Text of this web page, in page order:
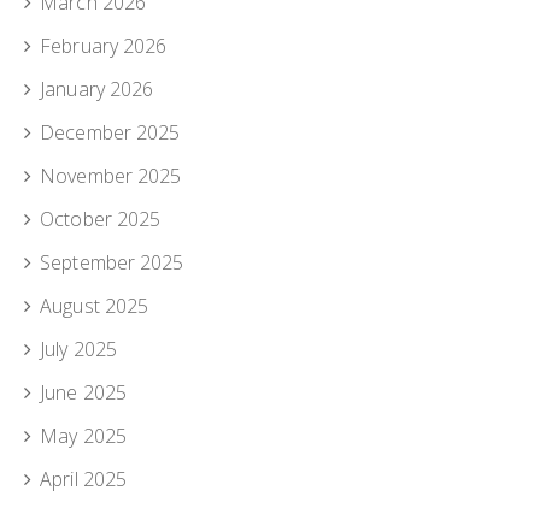
February 2026
January 2026
December 2025
November 2025
October 2025
September 2025
August 2025
July 2025
June 2025
May 2025
April 2025